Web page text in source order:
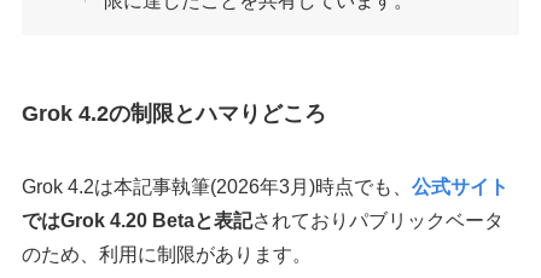
Grok 4.2の制限とハマりどころ
Grok 4.2は本記事執筆(2026年3月)時点でも、 公式サイト
ではGrok 4.20 Betaと表記されておりパブリックベータ
のため、利用に制限があります。